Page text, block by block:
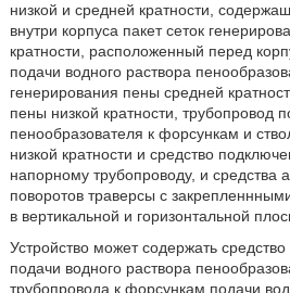
низкой и средней кратности,
внутри корпуса пакет сеток
кратности, расположенный перед
подачи водного раствора
генерирования пены средней
пены низкой кратности, трубопровод
пенообразователя к форсункам и
низкой кратности и средство
напорному трубопроводу, и средства
поворотов траверсы с
в вертикальной и горизонтальной
Устройство может содержать
подачи водного раствора
трубопровода к форсункам подачи